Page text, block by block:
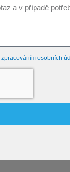
zpracováním osobních